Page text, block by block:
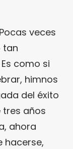
Pocas veces
tan
como si
himnos
del éxito
tres años
ahora
hacerse,